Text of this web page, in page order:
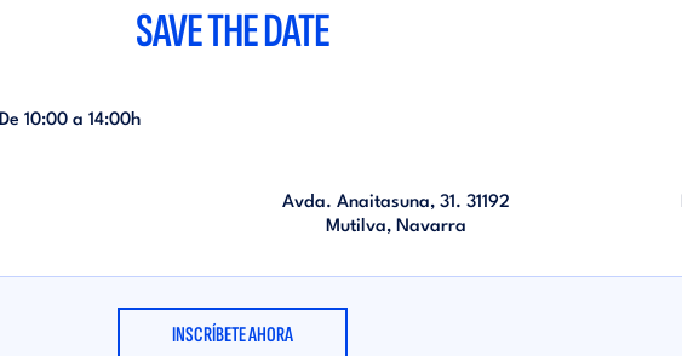
SAVE THE DATE
De 10:00 a 14:00h
Avda. Anaitasuna, 31. 31192
Mutilva, Navarra
INSCRÍBETE AHORA